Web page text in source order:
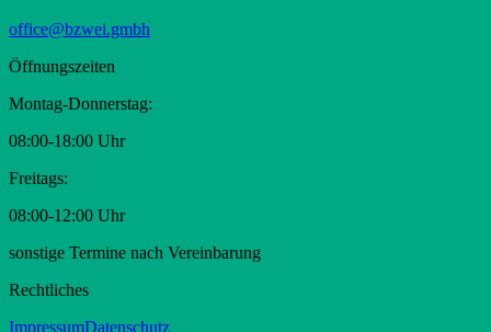
office@bzwei.gmbh
Öffnungszeiten
Montag-Donnerstag:
08:00-18:00 Uhr
Freitags:
08:00-12:00 Uhr
sonstige Termine nach Vereinbarung
Rechtliches
ImpressumDatenschutz